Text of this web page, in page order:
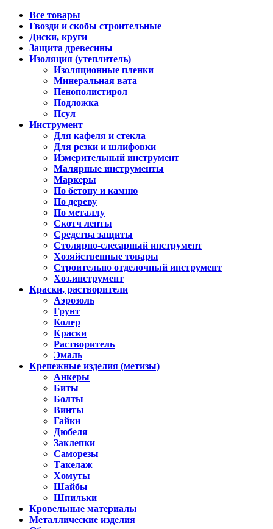
Все товары
Гвозди и скобы строительные
Диски, круги
Защита древесины
Изоляция (утеплитель)
Изоляционные пленки
Минеральная вата
Пенополистирол
Подложка
Псул
Инструмент
Для кафеля и стекла
Для резки и шлифовки
Измерительный инструмент
Малярные инструменты
Маркеры
По бетону и камню
По дереву
По металлу
Скотч ленты
Средства защиты
Столярно-слесарный инструмент
Хозяйственные товары
Строительно отделочный инструмент
Хоз.инструмент
Краски, растворители
Аэрозоль
Грунт
Колер
Краски
Растворитель
Эмаль
Крепежные изделия (метизы)
Анкеры
Биты
Болты
Винты
Гайки
Дюбеля
Заклепки
Саморезы
Такелаж
Хомуты
Шайбы
Шпильки
Кровельные материалы
Металлические изделия